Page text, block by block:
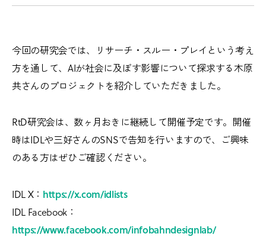
今回の研究会では、リサーチ・スルー・プレイという考え
方を通して、AIが社会に及ぼす影響について探求する木原
共さんのプロジェクトを紹介していただきました。
RtD研究会は、数ヶ月おきに継続して開催予定です。開催
時はIDLや三好さんのSNSで告知を行いますので、ご興味
のある方はぜひご確認ください。
IDL X： https://x.com/idlists
IDL Facebook：
https://www.facebook.com/infobahndesignlab/